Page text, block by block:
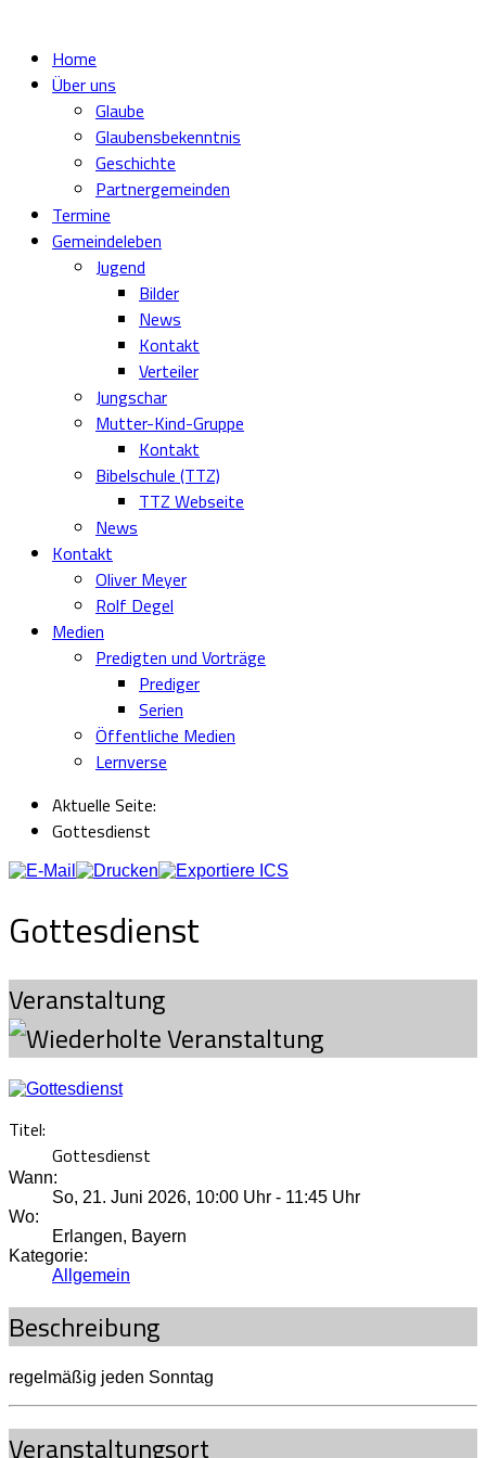
Home
Über uns
Glaube
Glaubensbekenntnis
Geschichte
Partnergemeinden
Termine
Gemeindeleben
Jugend
Bilder
News
Kontakt
Verteiler
Jungschar
Mutter-Kind-Gruppe
Kontakt
Bibelschule (TTZ)
TTZ Webseite
News
Kontakt
Oliver Meyer
Rolf Degel
Medien
Predigten und Vorträge
Prediger
Serien
Öffentliche Medien
Lernverse
Aktuelle Seite:
Gottesdienst
Gottesdienst
Veranstaltung
Titel:
Gottesdienst
Wann:
So, 21. Juni 2026, 10:00 Uhr - 11:45 Uhr
Wo:
Erlangen, Bayern
Kategorie:
Allgemein
Beschreibung
regelmäßig jeden Sonntag
Veranstaltungsort